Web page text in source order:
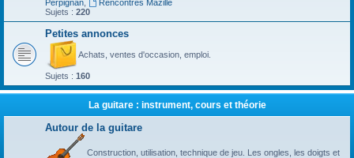
Perpignan
Rencontres Mazille
Sujets : 220
Petites annonces
Achats, ventes d'occasion, emploi.
Sujets : 160
La guitare : instrument, cours et théorie
Autour de la guitare
Construction, utilisation, technique de jeu. Les ongles, les doigts et